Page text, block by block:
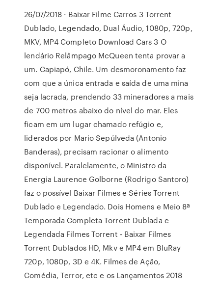
26/07/2018 · Baixar Filme Carros 3 Torrent
Dublado, Legendado, Dual Áudio, 1080p, 720p,
MKV, MP4 Completo Download Cars 3 O
lendário Relâmpago McQueen tenta provar a
um. Capiapó, Chile. Um desmoronamento faz
com que a única entrada e saída de uma mina
seja lacrada, prendendo 33 mineradores a mais
de 700 metros abaixo do nível do mar. Eles
ficam em um lugar chamado refúgio e,
liderados por Mario Sepúlveda (Antonio
Banderas), precisam racionar o alimento
disponível. Paralelamente, o Ministro da
Energia Laurence Golborne (Rodrigo Santoro)
faz o possível Baixar Filmes e Séries Torrent
Dublado e Legendado. Dois Homens e Meio 8ª
Temporada Completa Torrent Dublada e
Legendada Filmes Torrent - Baixar Filmes
Torrent Dublados HD, Mkv e MP4 em BluRay
720p, 1080p, 3D e 4K. Filmes de Ação,
Comédia, Terror, etc e os Lançamentos 2018